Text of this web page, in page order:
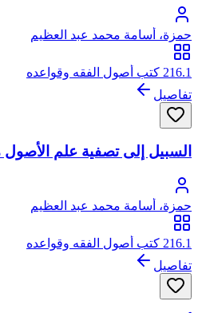
حمزة، أسامة محمد عبد العظيم
216.1 كتب أصول الفقه وقواعده
تفاصيل
السبيل إلى تصفية علم
حمزة، أسامة محمد عبد العظيم
216.1 كتب أصول الفقه وقواعده
تفاصيل